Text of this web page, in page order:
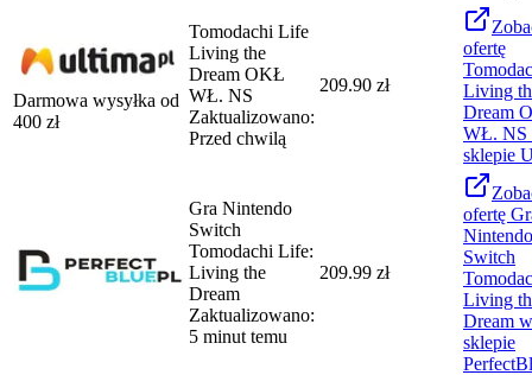
Darmowa wysyłka od
400 zł
Tomodachi Life
Living the
Dream OKŁ
WŁ. NS
Zaktualizowano:
Przed chwilą
209.90 zł
ofertę
Living
Dream
WŁ. NS
sklepie
Gra Nintendo
Switch
Tomodachi Life:
Living the
Dream
Zaktualizowano:
5 minut temu
209.99 zł
ofertę
Nintendo
Switch
Living
Dream w
sklepie